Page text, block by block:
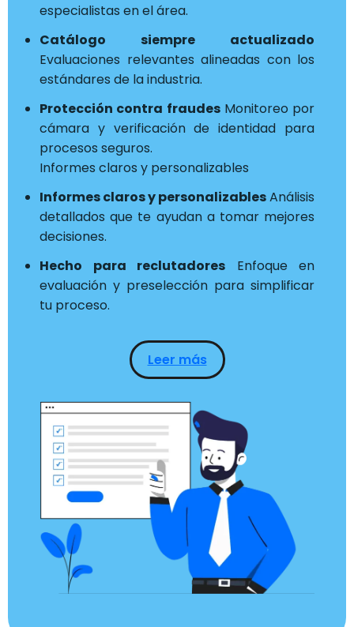
especialistas en el área.
Catálogo siempre actualizado
Evaluaciones relevantes alineadas con los
estándares de la industria.
Protección contra fraudesMonitoreo por
cámara y verificación de identidad para
procesos seguros.
Informes claros y personalizables
Informes claros y personalizablesAnálisis
detallados que te ayudan a tomar mejores
decisiones.
Hecho para reclutadores Enfoque en
evaluación y preselección para simplificar
tu proceso.
Leer más